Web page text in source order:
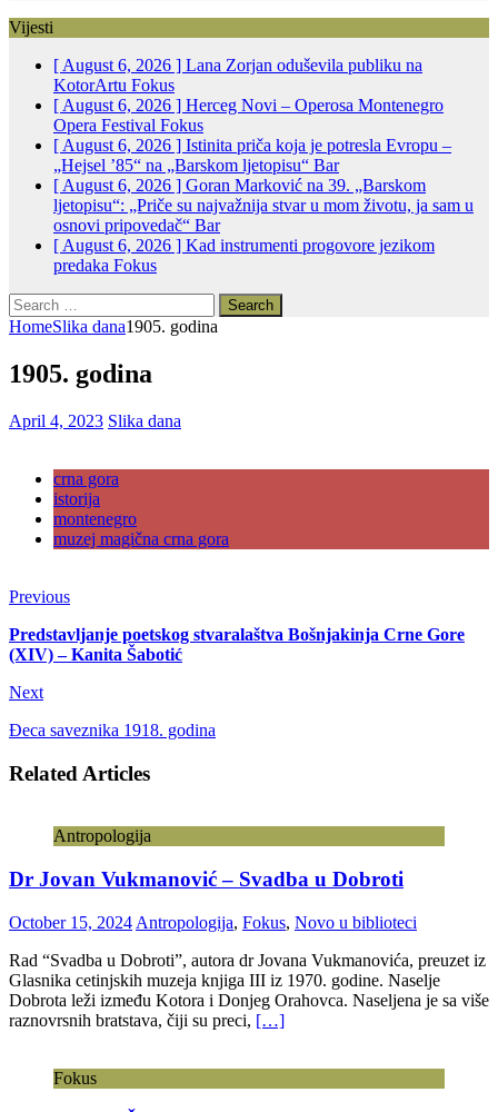
Vijesti
[ August 6, 2026 ] Lana Zorjan oduševila publiku na
KotorArtu Fokus
[ August 6, 2026 ] Herceg Novi – Operosa Montenegro
Opera Festival Fokus
[ August 6, 2026 ] Istinita priča koja je potresla Evropu –
„Hejsel ’85“ na „Barskom ljetopisu“ Bar
[ August 6, 2026 ] Goran Marković na 39. „Barskom
ljetopisu“: „Priče su najvažnija stvar u mom životu, ja sam u
osnovi pripovedač“ Bar
[ August 6, 2026 ] Kad instrumenti progovore jezikom
predaka Fokus
Search
for:
HomeSlika dana1905. godina
1905. godina
April 4, 2023 Slika dana
crna gora
istorija
montenegro
muzej magična crna gora
Previous
Predstavljanje poetskog stvaralaštva Bošnjakinja Crne Gore
(XIV) – Kanita Šabotić
Next
Đeca saveznika 1918. godina
Related Articles
Antropologija
Dr Jovan Vukmanović – Svadba u Dobroti
October 15, 2024 Antropologija, Fokus, Novo u biblioteci
Rad “Svadba u Dobroti”, autora dr Jovana Vukmanovića, preuzet iz
Glasnika cetinjskih muzeja knjiga III iz 1970. godine. Naselje
Dobrota leži između Kotora i Donjeg Orahovca. Naseljena je sa više
raznovrsnih bratstava, čiji su preci, […]
Fokus